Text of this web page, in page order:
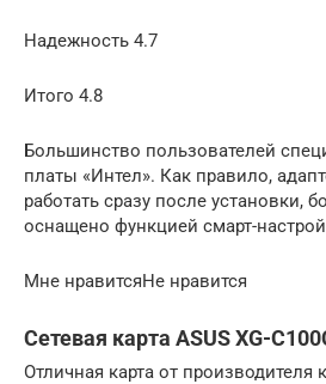
Надежность 4.7
Итого 4.8
Большинство пользователей
платы «Интел». Как правило,
работать сразу после установки,
оснащено функцией смарт-
Мне нравитсяНе нравится
Сетевая карта ASUS XG-
Отличная карта от производителя